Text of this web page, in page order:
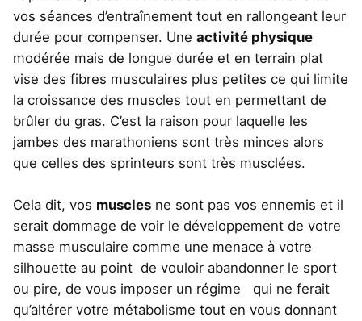
vos séances d’entraînement tout en rallongeant leur
durée pour compenser. Une activité physique
modérée mais de longue durée et en terrain plat
vise des fibres musculaires plus petites ce qui limite
la croissance des muscles tout en permettant de
brûler du gras. C’est la raison pour laquelle les
jambes des marathoniens sont très minces alors
que celles des sprinteurs sont très musclées.
Cela dit, vos muscles ne sont pas vos ennemis et il
serait dommage de voir le développement de votre
masse musculaire comme une menace à votre
silhouette au point de vouloir abandonner le sport
ou pire, de vous imposer un régime qui ne ferait
qu’altérer votre métabolisme tout en vous donnant